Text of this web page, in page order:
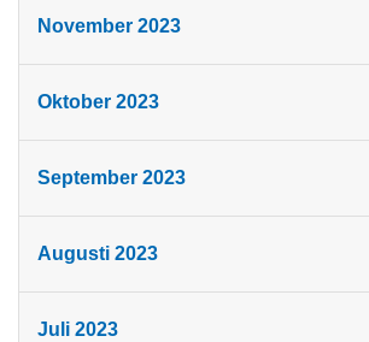
November 2023
Oktober 2023
September 2023
Augusti 2023
Juli 2023